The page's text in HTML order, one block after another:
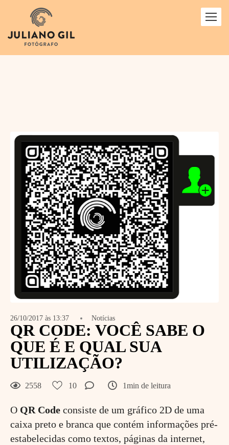
26/10/2017 às 13:37 Notícias
QR CODE: VOCÊ SABE O
QUE É E QUAL SUA
UTILIZAÇÃO?
2558 10 1min de leitura
O QR Code consiste de um gráfico 2D de uma
caixa preto e branca que contém informações pré-
estabelecidas como textos, páginas da internet,